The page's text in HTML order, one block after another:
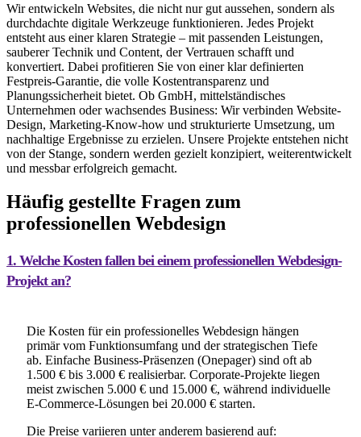
Wir entwickeln Websites, die nicht nur gut aussehen, sondern als
durchdachte digitale Werkzeuge funktionieren. Jedes Projekt
entsteht aus einer klaren Strategie – mit passenden Leistungen,
sauberer Technik und Content, der Vertrauen schafft und
konvertiert. Dabei profitieren Sie von einer klar definierten
Festpreis-Garantie, die volle Kostentransparenz und
Planungssicherheit bietet. Ob GmbH, mittelständisches
Unternehmen oder wachsendes Business: Wir verbinden Website-
Design, Marketing-Know-how und strukturierte Umsetzung, um
nachhaltige Ergebnisse zu erzielen. Unsere Projekte entstehen nicht
von der Stange, sondern werden gezielt konzipiert, weiterentwickelt
und messbar erfolgreich gemacht.
Häufig gestellte Fragen zum
professionellen Webdesign
1. Welche Kosten fallen bei einem professionellen Webdesign-
Projekt an?
Die Kosten für ein professionelles Webdesign hängen
primär vom Funktionsumfang und der strategischen Tiefe
ab. Einfache Business-Präsenzen (Onepager) sind oft ab
1.500 € bis 3.000 € realisierbar. Corporate-Projekte liegen
meist zwischen 5.000 € und 15.000 €, während individuelle
E-Commerce-Lösungen bei 20.000 € starten.
Die Preise variieren unter anderem basierend auf: